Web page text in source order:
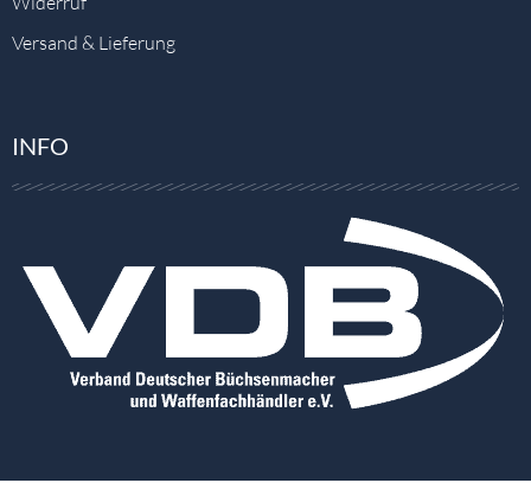
Versand & Lieferung
INFO